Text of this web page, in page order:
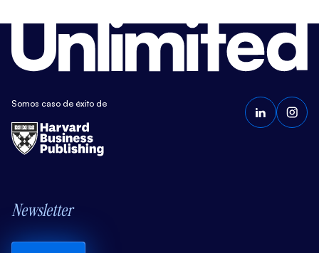
Somos caso de éxito de
Newsletter